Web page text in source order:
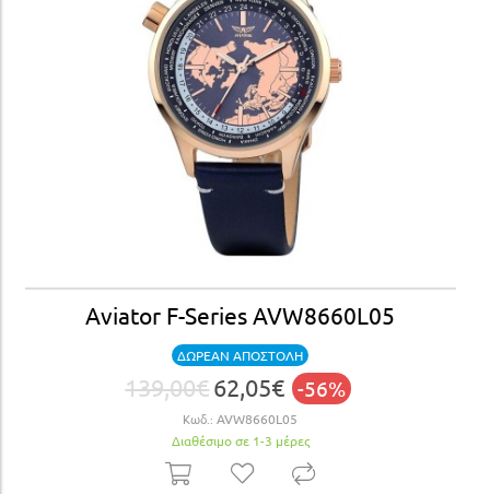
Aviator F-Series AVW8660L05
ΔΩΡΕΑΝ ΑΠΟΣΤΟΛΗ
139,00€62,05€ -56%
Κωδ.:AVW8660L05
Διαθέσιμο σε 1-3 μέρες